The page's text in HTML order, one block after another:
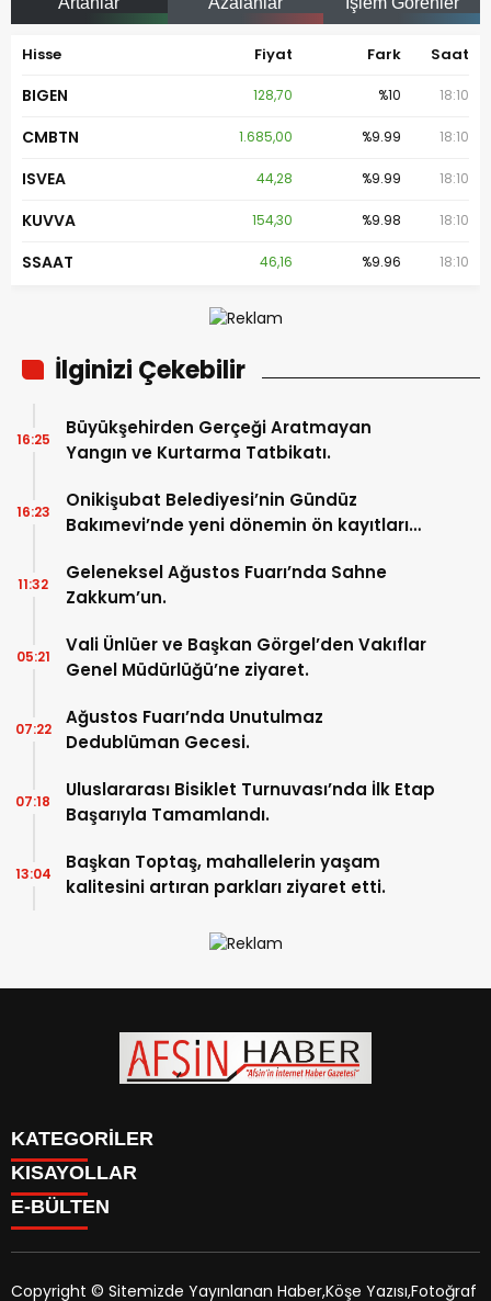
Hisse Fiyat Fark Saat
BIGEN 128,70 %10 18:10
CMBTN 1.685,00 %9.99 18:10
ISVEA 44,28 %9.99 18:10
KUVVA 154,30 %9.98 18:10
SSAAT 46,16 %9.96 18:10
İlginizi Çekebilir
Büyükşehirden Gerçeği Aratmayan
Yangın ve Kurtarma Tatbikatı.
16:25
Onikişubat Belediyesi’nin Gündüz
Bakımevi’nde yeni dönemin ön kayıtları
16:23
Geleneksel Ağustos Fuarı’nda Sahne
Zakkum’un.
11:32
Vali Ünlüer ve Başkan Görgel’den Vakıflar
Genel Müdürlüğü’ne ziyaret.
05:21
Ağustos Fuarı’nda Unutulmaz
Dedublüman Gecesi.
07:22
Uluslararası Bisiklet Turnuvası’nda İlk Etap
Başarıyla Tamamlandı.
07:18
Başkan Toptaş, mahallelerin yaşam
kalitesini artıran parkları ziyaret etti.
13:04
KATEGORİLER
SİYASET
EĞİTİM
MAGAZİN
KISAYOLLAR
SİYASET
EĞİTİM
E-BÜLTEN
Copyright © Sitemizde Yayınlanan Haber,Köşe Yazısı,Fotoğraf